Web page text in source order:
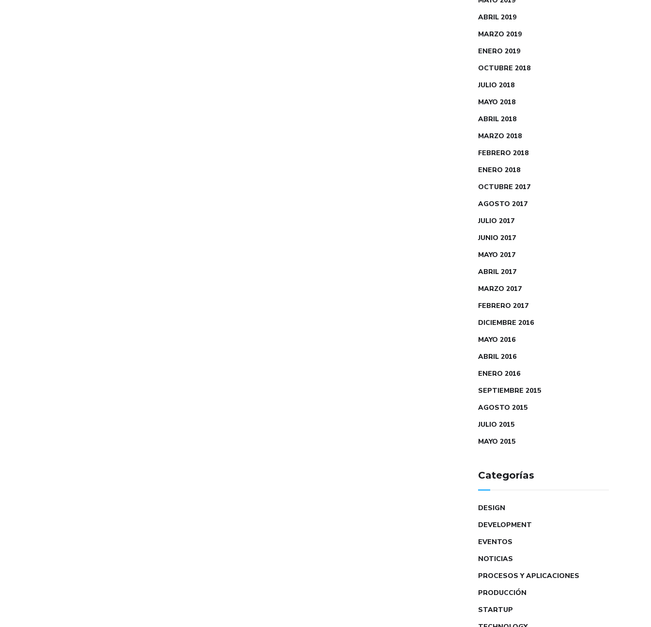
ABRIL 2019
MARZO 2019
ENERO 2019
OCTUBRE 2018
JULIO 2018
MAYO 2018
ABRIL 2018
MARZO 2018
FEBRERO 2018
ENERO 2018
OCTUBRE 2017
AGOSTO 2017
JULIO 2017
JUNIO 2017
MAYO 2017
ABRIL 2017
MARZO 2017
FEBRERO 2017
DICIEMBRE 2016
MAYO 2016
ABRIL 2016
ENERO 2016
SEPTIEMBRE 2015
AGOSTO 2015
JULIO 2015
MAYO 2015
Categorías
DESIGN
DEVELOPMENT
EVENTOS
NOTICIAS
PROCESOS Y APLICACIONES
PRODUCCIÓN
STARTUP